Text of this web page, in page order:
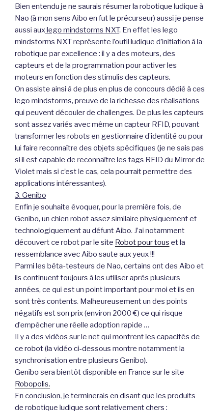
Bien entendu je ne saurais résumer la robotique ludique à
Nao (à mon sens Aibo en fut le précurseur) aussi je pense
aussi auxlego mindstorms NXT. En effet les lego
mindstorms NXT représente l’outil ludique d’initiation à la
robotique par excellence : il y a des moteurs, des
capteurs et de la programmation pour activer les
moteurs en fonction des stimulis des capteurs.
On assiste ainsi à de plus en plus de concours dédié à ces
lego mindstorms, preuve de la richesse des réalisations
qui peuvent découler de challenges. De plus les capteurs
sont assez variés avec même un capteur RFID, pouvant
transformer les robots en gestionnaire d’identité ou pour
lui faire reconnaître des objets spécifiques (je ne sais pas
si il est capable de reconnaître les tags RFID du Mirror de
Violet mais si c’est le cas, cela pourrait permettre des
applications intéressantes).
3. Genibo
Enfin je souhaite évoquer, pour la première fois, de
Genibo, un chien robot assez similaire physiquement et
technologiquement au défunt Aibo. J’ai notamment
découvert ce robot par le site Robot pour tous et la
ressemblance avec Aibo saute aux yeux !!!
Parmi les béta-testeurs de Nao, certains ont des Aibo et
ils continuent toujours à les utiliser après plusieurs
années, ce qui est un point important pour moi et ils en
sont très contents. Malheureusement un des points
négatifs est son prix (environ 2000 €) ce qui risque
d’empêcher une réelle adoption rapide …
Il y a des vidéos sur le net qui montrent les capacités de
ce robot (la vidéo ci-dessous montre notamment la
synchronisation entre plusieurs Genibo).
Genibo sera bientôt disponible en France sur le site
Robopolis.
En conclusion, je terminerais en disant que les produits
de robotique ludique sont relativement chers :